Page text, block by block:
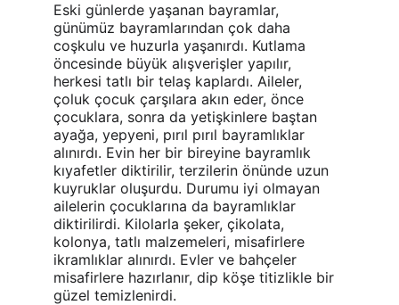
Eski günlerde yaşanan bayramlar,
günümüz bayramlarından çok daha
coşkulu ve huzurla yaşanırdı. Kutlama
öncesinde büyük alışverişler yapılır,
herkesi tatlı bir telaş kaplardı. Aileler,
çoluk çocuk çarşılara akın eder, önce
çocuklara, sonra da yetişkinlere baştan
ayağa, yepyeni, pırıl pırıl bayramlıklar
alınırdı. Evin her bir bireyine bayramlık
kıyafetler diktirilir, terzilerin önünde uzun
kuyruklar oluşurdu. Durumu iyi olmayan
ailelerin çocuklarına da bayramlıklar
diktirilirdi. Kilolarla şeker, çikolata,
kolonya, tatlı malzemeleri, misafirlere
ikramlıklar alınırdı. Evler ve bahçeler
misafirlere hazırlanır, dip köşe titizlikle bir
güzel temizlenirdi.